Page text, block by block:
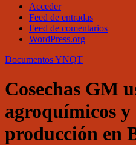
Acceder
Feed de entradas
Feed de comentarios
WordPress.org
DocumentosYNQT
Cosechas GM
agroquímicos
producción en